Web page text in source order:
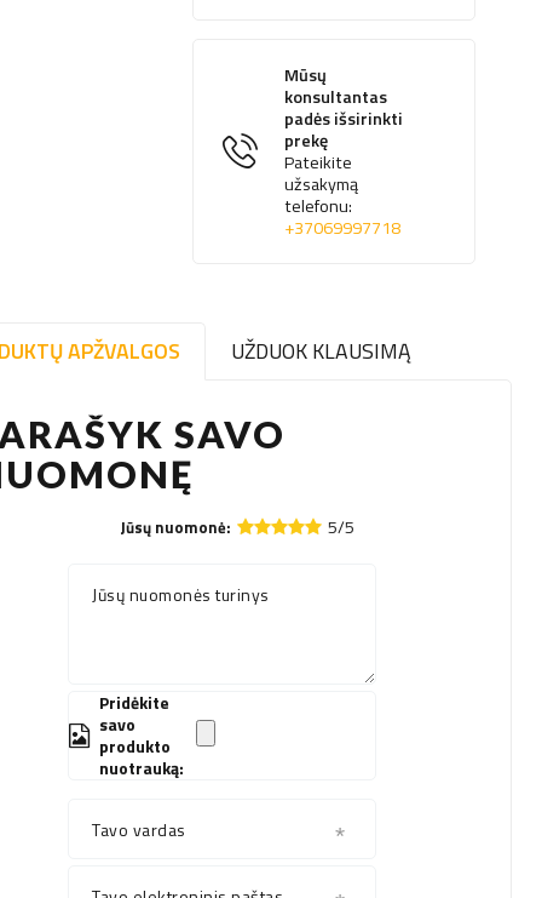
Mūsų
konsultantas
padės išsirinkti
prekę
Pateikite
užsakymą
telefonu:
+37069997718
APŽVALGOS UŽDUOK KLAUSIMĄ
SAVO
Jūsų nuomonė: 5/5
Jūsų nuomonės turinys
Pridėkite
savo
produkto
nuotrauką:
Tavo vardas